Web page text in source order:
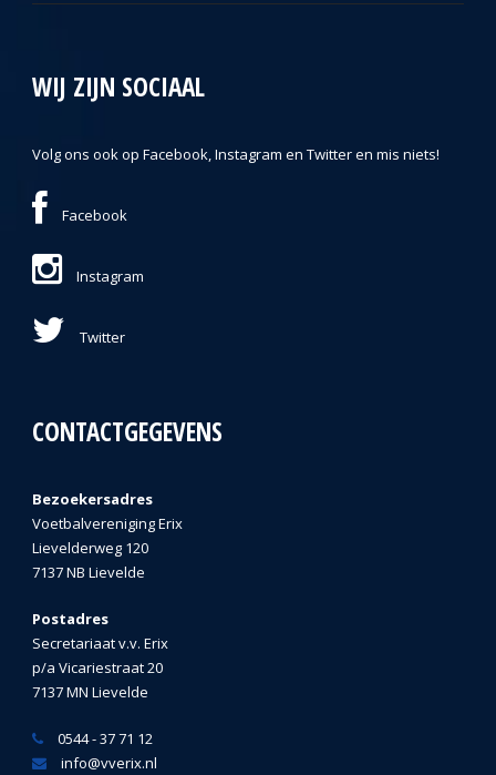
WIJ ZIJN SOCIAAL
Volg ons ook op Facebook, Instagram en Twitter en mis niets!
Facebook
Instagram
Twitter
CONTACTGEGEVENS
Bezoekersadres
Voetbalvereniging Erix
Lievelderweg 120
7137 NB Lievelde
Postadres
Secretariaat v.v. Erix
p/a Vicariestraat 20
7137 MN Lievelde
0544 - 37 71 12
info@vverix.nl